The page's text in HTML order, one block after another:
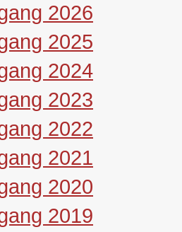
2026
2025
2024
2023
2022
2021
2020
2019